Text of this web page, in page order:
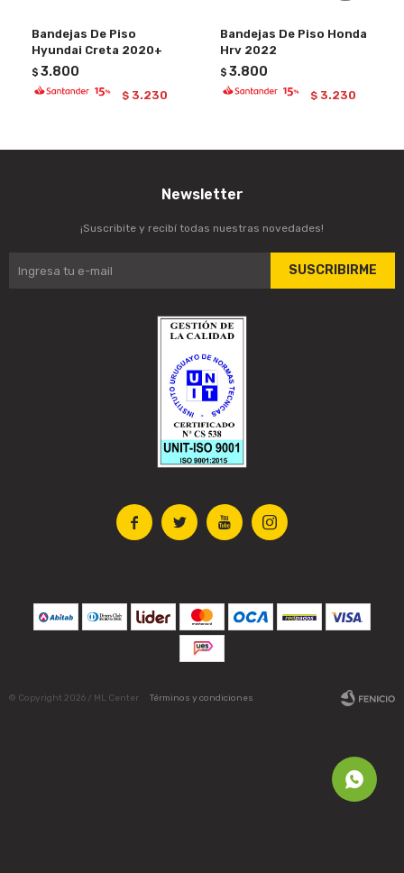
Bandejas De Piso
Hyundai Creta 2020+
$ 3.800
$ 3.230
Bandejas De Piso Honda
Hrv 2022
$ 3.800
$ 3.230
   
Newsletter
¡Suscribite y recibí todas nuestras novedades!
SUSCRIBIRME
© Copyright 2026 / ML Center Términos y condiciones